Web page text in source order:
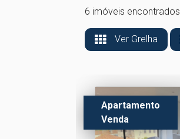
6 imóveis encontrados
Ver Grelha
Apartamento
Venda